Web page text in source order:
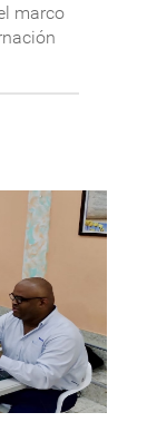
marco